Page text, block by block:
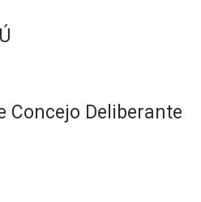
Concejo Deliberante